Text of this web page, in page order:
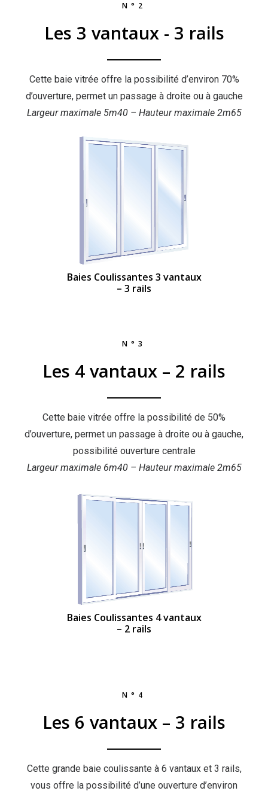
N°2
Les 3 vantaux - 3 rails
Cette baie vitrée offre la possibilité d’environ 70%
d’ouverture, permet un passage à droite ou à gauche
Largeur maximale 5m40 – Hauteur maximale 2m65
Baies Coulissantes 3 vantaux
– 3 rails
N°3
Les 4 vantaux – 2 rails
Cette baie vitrée offre la possibilité de 50%
d’ouverture, permet un passage à droite ou à gauche,
possibilité ouverture centrale
Largeur maximale 6m40 – Hauteur maximale 2m65
Baies Coulissantes 4 vantaux
– 2 rails
N°4
Les 6 vantaux – 3 rails
Cette grande baie coulissante à 6 vantaux et 3 rails,
vous offre la possibilité d’une ouverture d’environ